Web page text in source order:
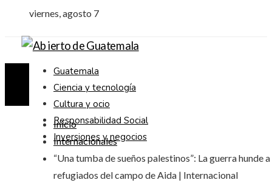
viernes, agosto 7
Guatemala
Ciencia y tecnología
Cultura y ocio
Responsabilidad Social
Inversiones y negocios
Inicio
Internacionales
“Una tumba de sueños palestinos”: La guerra hunde
refugiados del campo de Aida | Internacional